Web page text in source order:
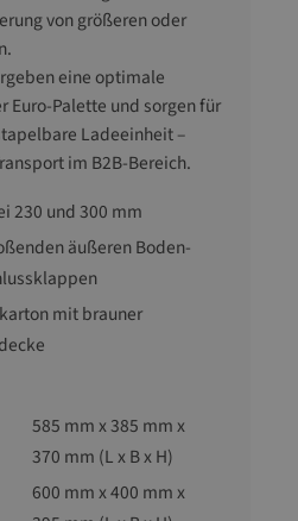
von größeren oder
eine optimale
Euro-Palette und sorgen für
Ladeeinheit –
im B2B-Bereich.
230 und 300 mm
äußeren Boden-
mit brauner
585 mm x 385 mm x
370 mm (L x B x H)
600 mm x 400 mm x